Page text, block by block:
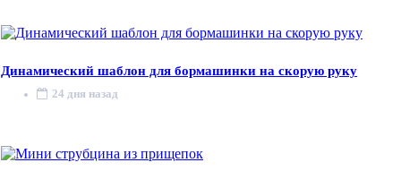
Динамический шаблон для бормашинки на скорую руку
24 дня назад